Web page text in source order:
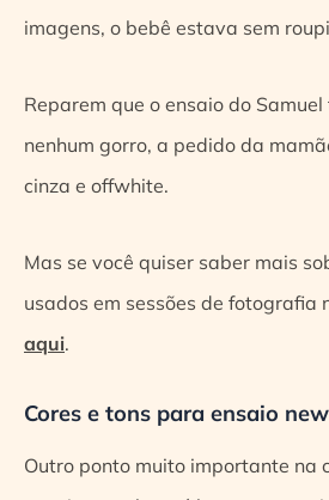
imagens, o bebê estava sem
Reparem que o ensaio do
nenhum gorro, a pedido da
cinza e offwhite.
Mas se você quiser saber mais
usados em sessões de fotografia
aqui.
Cores e tons para ensaio
Outro ponto muito importante na